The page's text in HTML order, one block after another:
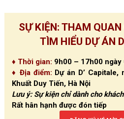
SỰ KIỆN: THAM
TÌM HIỂU DỰ ÁN
♦ Thời gian: 9h00 – 17h00
♦ Địa điểm: Dự án D’
Khuất Duy Tiến, Hà Nội
Lưu ý: Sự kiện chỉ dành cho
Rất hân hạnh được đón tiếp